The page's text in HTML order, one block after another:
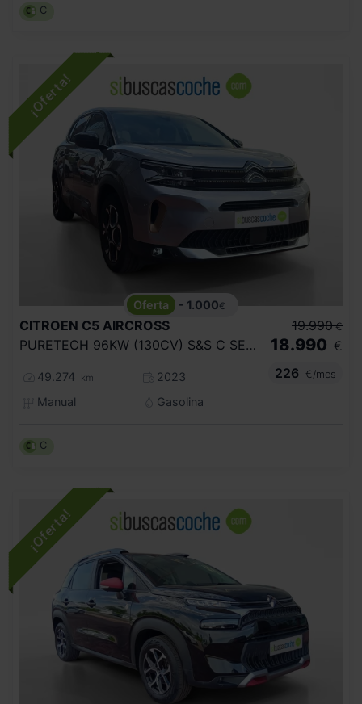
C
- 1.000€
CITROEN C5 AIRCROSS
PURETECH 96KW (130CV) S&S C SERIES
49.274 km
2023
Manual
Gasolina
19.990 €
18.990 €
226
€/mes
C